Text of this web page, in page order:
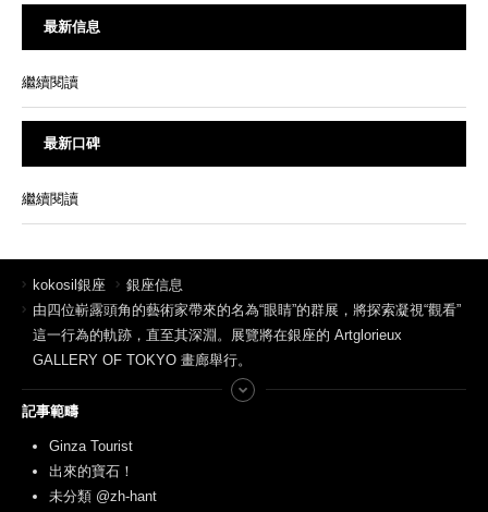
最新信息
繼續閱讀
最新口碑
繼續閱讀
kokosil銀座
銀座信息
由四位嶄露頭角的藝術家帶來的名為“眼睛”的群展，將探索凝視“觀看”
這一行為的軌跡，直至其深淵。展覽將在銀座的 Artglorieux
GALLERY OF TOKYO 畫廊舉行。
記事範疇
Ginza Tourist
出來的寶石！
未分類 @zh-hant